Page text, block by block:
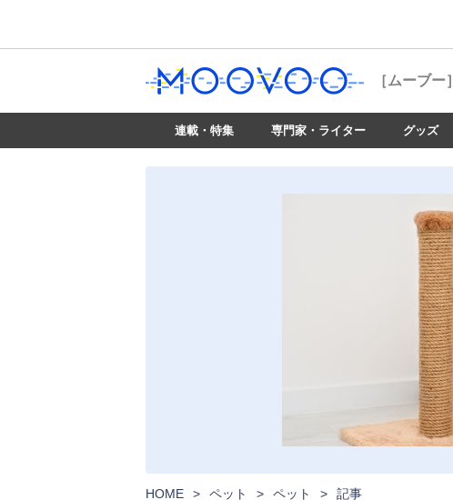
［ムーブー］
連載・特集 専門家・ライター グッズ
HOME > ペット > ペット > 記事